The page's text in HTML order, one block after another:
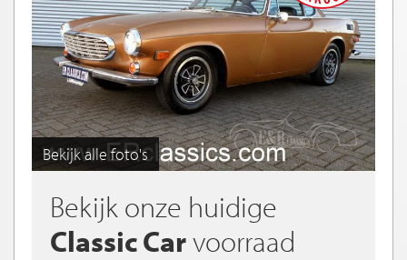
Bekijk alle foto's
Bekijk onze huidige
Classic Carvoorraad